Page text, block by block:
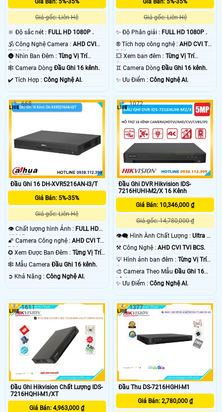
Giá Bán: 5%-35%
Giá gốc: Liên Hệ
🔆 Độ sắc nét : FULL HD 1080P .
🕉️ Công Nghệ Camera : AHD CVI
TVI BCS.
🌚 Nhìn Ban Đêm : Từng Vị Trí
Camera .
🕸️ Camera Dòng Đầu Ghi 16 kênh.
️✔️ Tích Hợp : Công Nghệ AI.
Giá Bán: 5%-35%
Giá gốc: Liên Hệ
✨ Độ Phân giải : FULL HD 1080P .
®️ Tích hợp công nghệ :AHD CVI TVI
BCS.
💥 Xem ban đêm :Từng Vị Trí
Camera .
♊ Camera DòngĐầu Ghi 16 kênh.
️✨ Ưu Điểm :Công Nghệ AI.
Đầu Ghi 16 DH-XVR5216AN-I3/T
Giá Bán: 5%-35%
Giá gốc: Liên Hệ
👁 Chất lượng hình Ảnh : FULL HD
1080P .
🌠 Camera Công nghệ : AHD CVI TVI
BCS.
✪ Xem Được Ban Đêm : Từng Vị Trí
Camera .
🕸️ Mẫu Camera Đầu Ghi 16 kênh.
️➲ Khả Năng : Công Nghệ AI.
668
Đầu Ghi DVR Hikvision IDS-
7216HUHI-M2/X 16 Kênh
Giá Bán: 10,346,000 ₫
Giá gốc: 14,780,000 ₫
👁️‍🗨 Hình Ành Chất Lượng :Ultra 4k
👍🏾 .
⚒ Công Nghệ :AHD CVI TVI BCS.
💡 Hình ảnh ban đêm :Từng Vị Trí
Camera .
🎨 Camera Theo MẫuĐầu Ghi 16
kênh.
️✨ Ưu Điểm :Công Nghệ AI.
1072
Đầu Ghi Hikvision Chất Lượng IDS-
7216HQHI-M1/XT
Giá Bán: 4,963,000 ₫
1611
Đầu Thu DS-7216HGHI-M1
Giá Bán: 2,780,000 ₫
1377